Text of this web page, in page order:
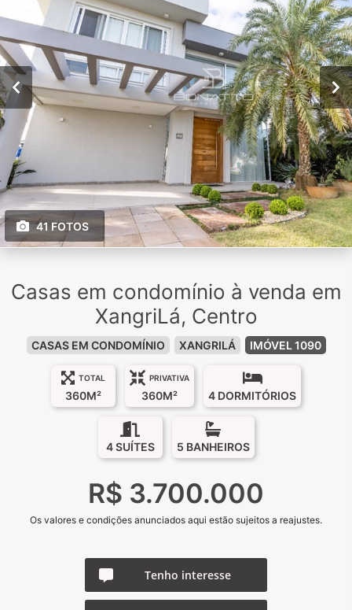
41 FOTOS
Casas em condomínio à venda em
XangriLá, Centro
CASAS EM CONDOMÍNIO XANGRILÁ IMÓVEL 1090
TOTAL
360M²
PRIVATIVA
360M² 4 DORMITÓRIOS
4 SUÍTES 5 BANHEIROS
R$ 3.700.000
Os valores e condições anunciados aqui estão sujeitos a reajustes.
Tenho interesse